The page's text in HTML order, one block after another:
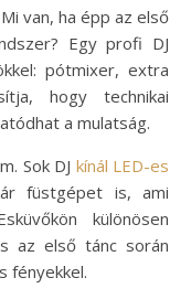
van, ha épp az első
Egy profi DJ
pótmixer, extra
hogy technikai
a mulatság.
Sok DJ kínál LED-es
füstgépet is, ami
különösen
az első tánc során
fényekkel.